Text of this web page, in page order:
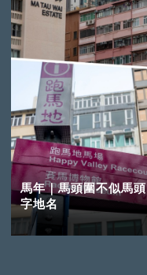
馬年｜馬頭圍不似馬
字地名